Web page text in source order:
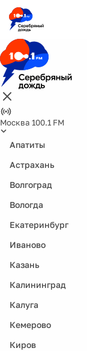
Москва 100.1 FM
Апатиты
Астрахань
Волгоград
Вологда
Екатеринбург
Иваново
Казань
Калининград
Калуга
Кемерово
Киров